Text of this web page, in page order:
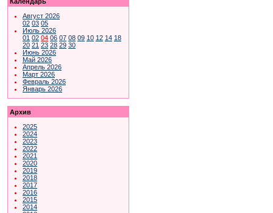
Август 2026
02 03 05
Июль 2026
01 02 04 06 07 08 09 10 12 14 18
20 21 23 28 29 30
Июнь 2026
Май 2026
Апрель 2026
Март 2026
Февраль 2026
Январь 2026
Архив
2025
2024
2023
2022
2021
2020
2019
2018
2017
2016
2015
2014